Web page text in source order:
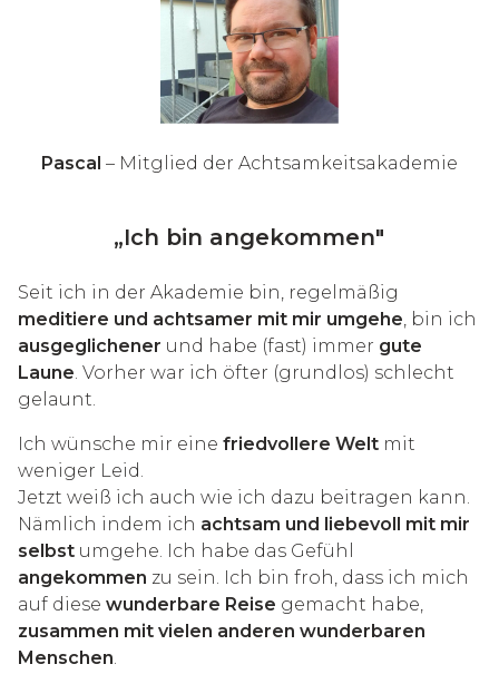
Pascal – Mitglied der Achtsamkeitsakademie
„Ich bin angekommen"
Seit ich in der Akademie bin, regelmäßig
meditiere und achtsamer mit mir umgehe, bin ich
ausgeglichener und habe (fast) immer gute
Laune. Vorher war ich öfter (grundlos) schlecht
gelaunt.
Ich wünsche mir eine friedvollere Welt mit
weniger Leid.
Jetzt weiß ich auch wie ich dazu beitragen kann.
Nämlich indem ich achtsam und liebevoll mit mir
selbst umgehe. Ich habe das Gefühl
angekommen zu sein. Ich bin froh, dass ich mich
auf diese wunderbare Reise gemacht habe,
zusammen mit vielen anderen wunderbaren
Menschen.